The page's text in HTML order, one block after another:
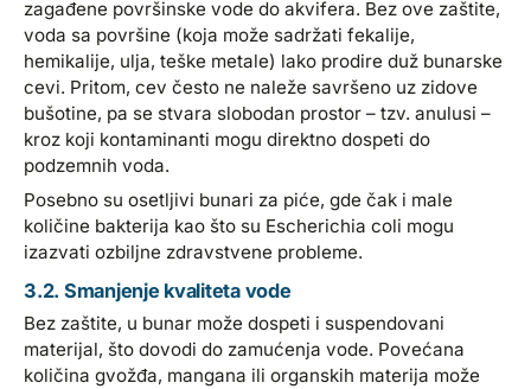
zagađene površinske vode do akvifera. Bez ove zaštite,
voda sa površine (koja može sadržati fekalije,
hemikalije, ulja, teške metale) lako prodire duž bunarske
cevi. Pritom, cev često ne naleže savršeno uz zidove
bušotine, pa se stvara slobodan prostor – tzv. anulusi –
kroz koji kontaminanti mogu direktno dospeti do
podzemnih voda.
Posebno su osetljivi bunari za piće, gde čak i male
količine bakterija kao što su Escherichia coli mogu
izazvati ozbiljne zdravstvene probleme.
3.2. Smanjenje kvaliteta vode
Bez zaštite, u bunar može dospeti i suspendovani
materijal, što dovodi do zamućenja vode. Povećana
količina gvožđa, mangana ili organskih materija može